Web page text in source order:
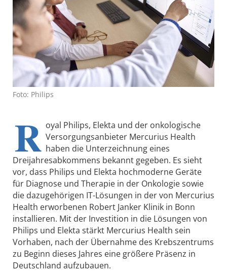
Foto: Philips
R oyal Philips, Elekta und der onkologische
Versorgungsanbieter Mercurius Health
haben die Unterzeichnung eines
Dreijahresabkommens bekannt gegeben. Es sieht
vor, dass Philips und Elekta hochmoderne Geräte
für Diagnose und Therapie in der Onkologie sowie
die dazugehörigen IT-Lösungen in der von Mercurius
Health erworbenen Robert Janker Klinik in Bonn
installieren. Mit der Investition in die Lösungen von
Philips und Elekta stärkt Mercurius Health sein
Vorhaben, nach der Übernahme des Krebszentrums
zu Beginn dieses Jahres eine größere Präsenz in
Deutschland aufzubauen.